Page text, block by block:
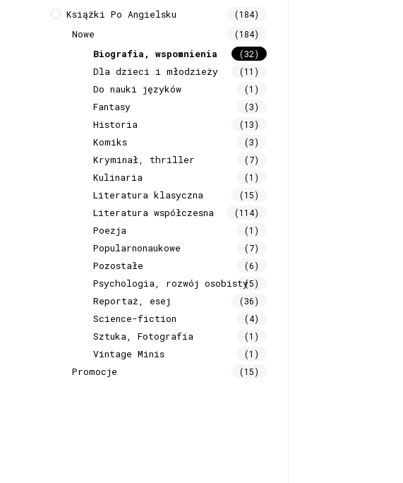
Książki Po Angielsku (184)
Nowe (184)
Biografia, wspomnienia (32)
Dla dzieci i młodzieży (11)
Do nauki języków (1)
Fantasy (3)
Historia (13)
Komiks (3)
Kryminał, thriller (7)
Kulinaria (1)
Literatura klasyczna (15)
Literatura współczesna (114)
Poezja (1)
Popularnonaukowe (7)
Pozostałe (6)
Psychologia, rozwój osobisty(5)
Reportaż, esej (36)
Science-fiction (4)
Sztuka, Fotografia (1)
Vintage Minis (1)
Promocje (15)